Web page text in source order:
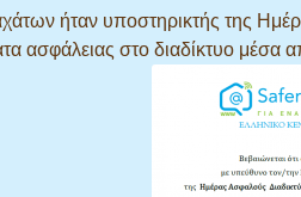
ήταν υποστηρικτής της
ασφάλειας στο διαδίκτυο μέσα